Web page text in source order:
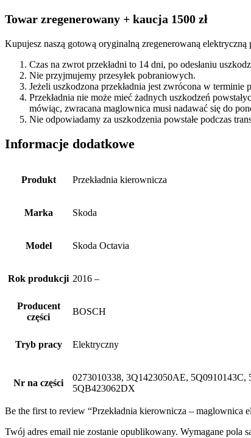
Towar zregenerowany + kaucja 1500 zł
Kupujesz naszą gotową oryginalną zregenerowaną
Czas na zwrot przekładni to 14 dni, po odesłaniu
Nie przyjmujemy przesyłek pobraniowych.
Jeżeli uszkodzona przekładnia jest zwrócona w
Przekładnia nie może mieć żadnych uszkodzeń
mówiąc, zwracana maglownica musi nadawać się do
Nie odpowiadamy za uszkodzenia powstałe podczas
Informacje dodatkowe
Produkt Przekładnia kierownicza
Marka Skoda
Model Skoda Octavia
Rok produkcji 2016 –
Producent
części
BOSCH
Tryb pracy Elektryczny
Nr na części
0273010338, 3Q1423050AE,
5QB423062DX
Be the first to review “Przekładnia kierownicza – maglownica
Twój adres email nie zostanie opublikowany. Wymagane pola